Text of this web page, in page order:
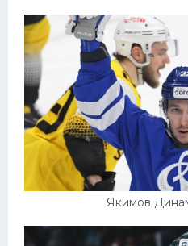
Якимов